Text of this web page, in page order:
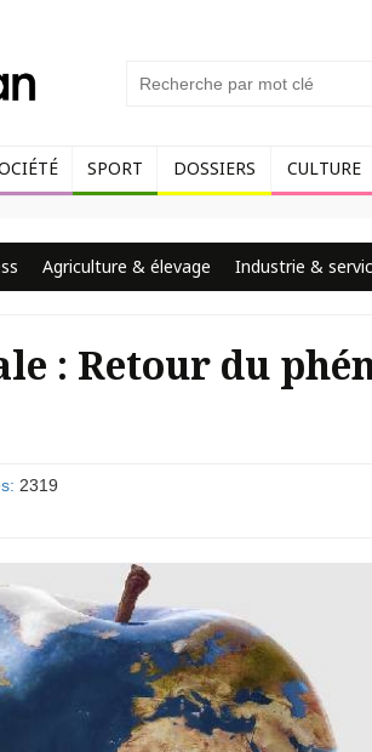
SPORT DOSSIERS CULTURE
Agriculture & élevage Industrie &
: Retour du
2319